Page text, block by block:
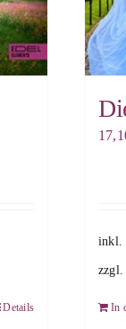
Details
inkl.
In